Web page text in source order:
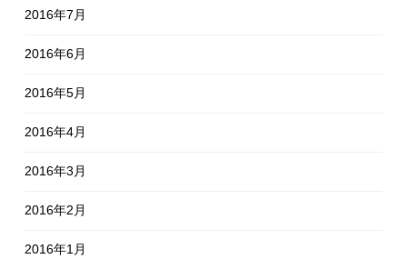
2016年7月
2016年6月
2016年5月
2016年4月
2016年3月
2016年2月
2016年1月